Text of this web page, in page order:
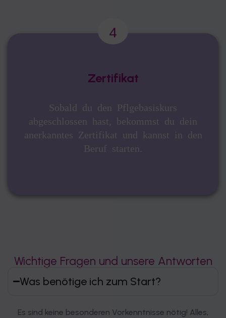
Zertifikat
Sobald du den Pflgebasiskurs
abgeschlossen hast, bekommst du dein
anerkanntes Zertifikat und kannst in den
Beruf starten.
Wichtige Fragen und unsere Antworten
Was benötige ich zum Start?
Es sind keine besonderen Vorkenntnisse nötig! Alles,